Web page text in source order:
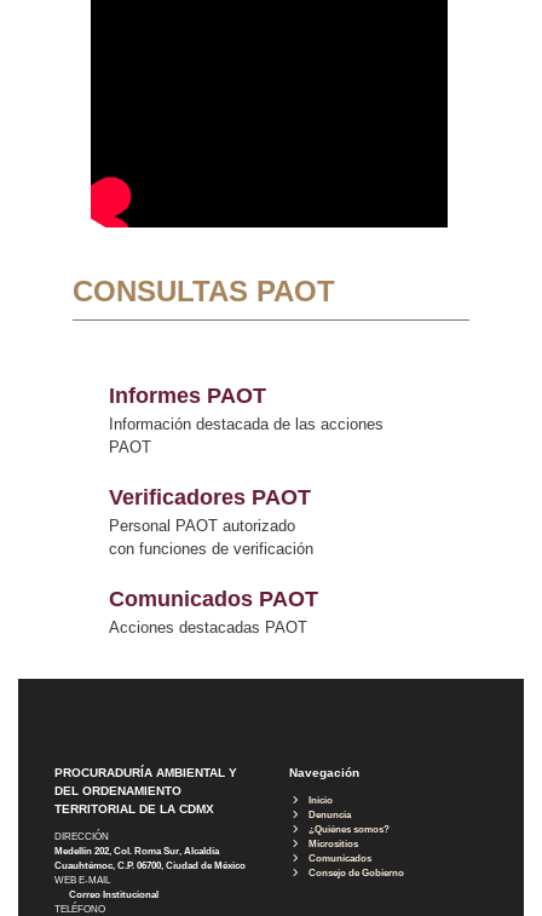
CONSULTAS PAOT
Informes PAOT
Información destacada de las acciones
PAOT
Verificadores PAOT
Personal PAOT autorizado
con funciones de verificación
Comunicados PAOT
Acciones destacadas PAOT
PROCURADURÍA AMBIENTAL Y
DEL ORDENAMIENTO
TERRITORIAL DE LA CDMX
DIRECCIÓN
Medellín 202, Col. Roma Sur, Alcaldía
Cuauhtémoc, C.P. 06700, Ciudad de México
WEB E-MAIL
Correo Institucional
TELÉFONO
Navegación
Inicio
Denuncia
¿Quiénes somos?
Micrositios
Comunicados
Consejo de Gobierno